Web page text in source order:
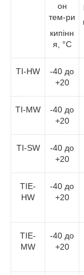
он
тем-ри
кипінн
я, °С
TI-HW
-40 до
+20
TI-MW
-40 до
+20
TI-SW
-40 до
+20
TIE-
HW
-40 до
+20
TIE-
MW
-40 до
+20